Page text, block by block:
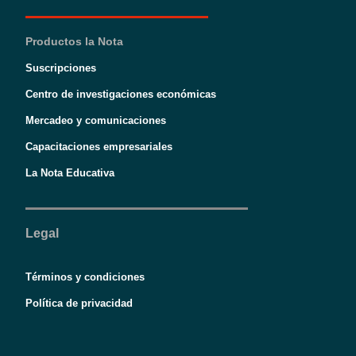
Productos la Nota
Suscripciones
Centro de investigaciones económicas
Mercadeo y comunicaciones
Capacitaciones empresariales
La Nota Educativa
Legal
Términos y condiciones
Política de privacidad